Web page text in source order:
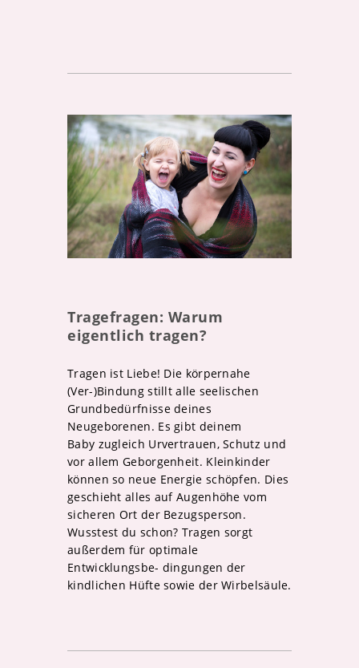
Tragefragen: Warum
eigentlich tragen?
Tragen ist Liebe! Die körpernahe
(Ver-)Bindung stillt alle seelischen
Grundbedürfnisse deines
Neugeborenen. Es gibt deinem
Baby zugleich Urvertrauen, Schutz und
vor allem Geborgenheit. Kleinkinder
können so neue Energie schöpfen. Dies
geschieht alles auf Augenhöhe vom
sicheren Ort der Bezugsperson.
Wusstest du schon? Tragen sorgt
außerdem für optimale
Entwicklungsbe- dingungen der
kindlichen Hüfte sowie der Wirbelsäule.